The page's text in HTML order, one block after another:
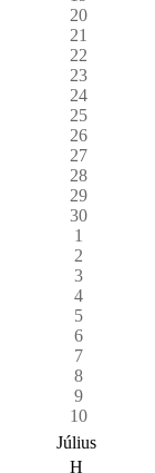
20
21
22
23
24
25
26
27
28
29
30
1
2
3
4
5
6
7
8
9
10
Július
H